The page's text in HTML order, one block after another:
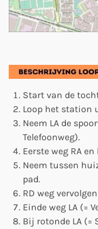
Start van de
Loop het station
Neem LA de
Telefoonweg).
Eerste weg RA
Neem tussen
pad.
RD weg
Einde weg LA (=
Bij rotonde LA (=